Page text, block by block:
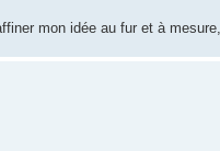
mon idée au fur et à